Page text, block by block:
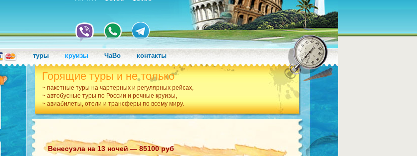
туры круизы ЧаВо контакты
Горящие туры и не только
~ пакетные туры на чартерных и регулярных рейсах,
~ автобусные туры по России и речные круизы,
~ авиабилеты, отели и трансферы по всему миру.
Венесуэла на 13 ночей — 85100 руб